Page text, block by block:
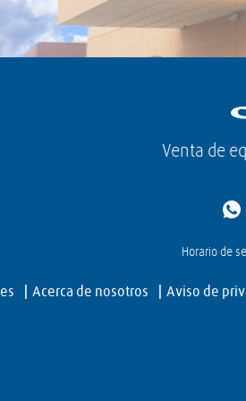
Venta de
Horario de
Acerca de nosotros Aviso de